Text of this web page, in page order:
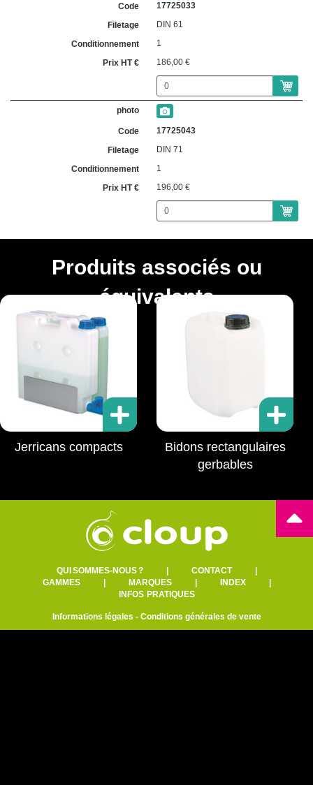
17725033
DIN 61
1
186,00 €
17725043
DIN 71
1
196,00 €
Produits associés ou
équivalents
Jerricans compacts
Bidons rectangulaires
gerbables
QUI SOMMES-NOUS ?| CONTACT|
GAMMES| MARQUES| INDEX|
INFOS PRATIQUES
Informations légales - Conditions générales de vente